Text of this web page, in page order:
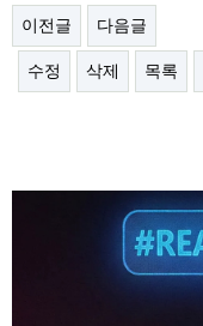
이전글 다음글
수정 삭제 목록